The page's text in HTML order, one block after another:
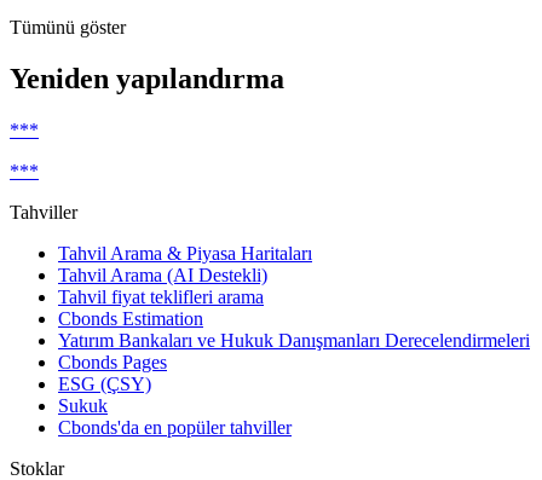
Tümünü göster
Yeniden yapılandırma
***
***
Tahviller
Tahvil Arama & Piyasa Haritaları
Tahvil Arama (AI Destekli)
Tahvil fiyat teklifleri arama
Cbonds Estimation
Yatırım Bankaları ve Hukuk Danışmanları Derecelendirmeleri
Cbonds Pages
ESG (ÇSY)
Sukuk
Cbonds'da en popüler tahviller
Stoklar